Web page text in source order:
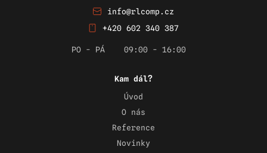
info@rlcomp.cz
+420 602 340 387
PO - PÁ 09:00 - 16:00
Kam dál?
Úvod
O nás
Reference
Novinky